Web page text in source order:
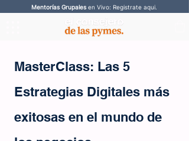
Mentorías Grupales en Vivo: Registrate aqui.
MasterClass: Las 5
Estrategias Digitales más
exitosas en el mundo de